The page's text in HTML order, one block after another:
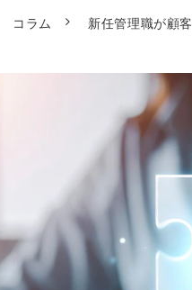
コラム 新任管理職が顧